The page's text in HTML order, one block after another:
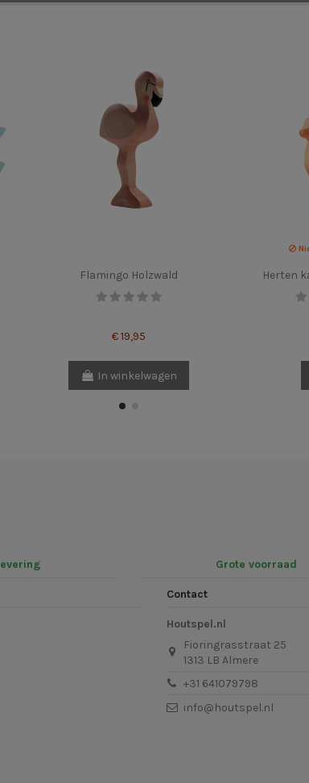
Flamingo Holzwald
€ 19,95
In winkelwagen
Herten
Grote voorraad
Contact
Houtspel.nl
Fioringrasstraat 25
1313 LB Almere
+31 641079798
info@houtspel.nl